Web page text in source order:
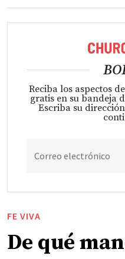
Reciba los aspectos
gratis en su bandeja
Escriba su
Correo electrónico
FE VIVA
De qué